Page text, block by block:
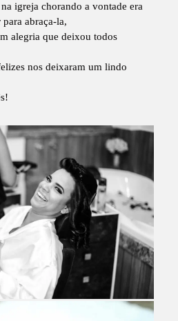
igreja chorando a vontade era
abraça-la,
alegria que deixou todos
nos deixaram um lindo